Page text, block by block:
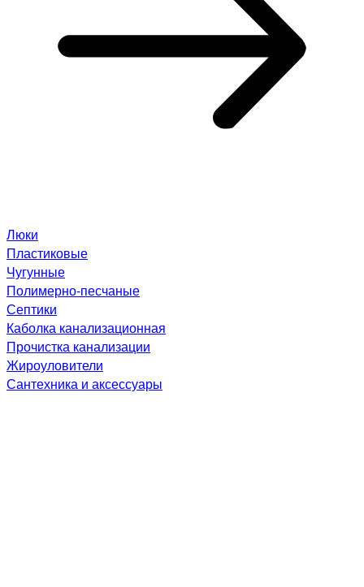
Люки
Пластиковые
Чугунные
Полимерно-песчаные
Септики
Каболка канализационная
Прочистка канализации
Жироуловители
Сантехника и аксессуары